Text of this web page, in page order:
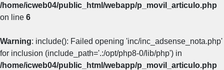
/home/icweb04/public_html/webapp/p_movil_articulo.php
on line 6
Warning: include(): Failed opening 'inc/inc_adsense_nota.php'
for inclusion (include_path='.:/opt/php8-0/lib/php') in
/home/icweb04/public_html/webapp/p_movil_articulo.php